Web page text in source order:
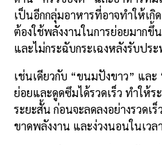
เป็นอีกกลุ่มอาหารที่อาจทำให้เกิ
ต้องใช้พลังงานในการย่อยมากขึ้
และไม่กระฉับกระเฉงหลังรับปร
เช่นเดียวกับ “ขนมปังขาว” แล
ย่อยและดูดซึมได้รวดเร็ว ทำให้
ระยะสั้น ก่อนจะลดลงอย่างรวดเ
ขาดพลังงาน และง่วงนอนในเวล